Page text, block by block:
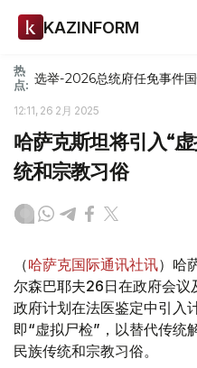
KAZINFORM
热
点: 选举-2026总统府任免事件
12:11, 26 2月 2025
哈萨克斯坦将引入“
统和宗教习俗
（哈萨克国际通讯社讯）哈
尔森巴耶夫26日在政府会议
政府计划在法医鉴定中引入
即“虚拟尸检”，以替代传统
民族传统和宗教习俗。